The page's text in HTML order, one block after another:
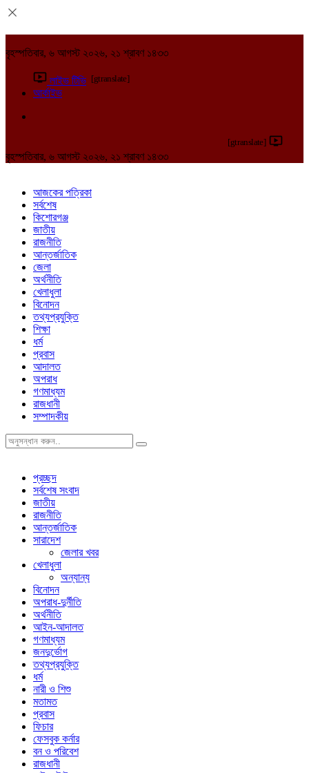
বৃহস্পতিবার, ৬ আগস্ট ২০২৬, ২১ শ্রাবণ ১৪৩৩
লাইভ টিভি [gtranslate]
আর্কাইভ
[gtranslate]
বৃহস্পতিবার, ৬ আগস্ট ২০২৬, ২১ শ্রাবণ ১৪৩৩
আজকের পত্রিকা
সর্বশেষ
কিশোরগঞ্জ
জাতীয়
রাজনীতি
আন্তর্জাতিক
জেলা
অর্থনীতি
খেলাধুলা
বিনোদন
তথ্যপ্রযুক্তি
শিক্ষা
ধর্ম
প্রবাস
আদালত
অপরাধ
গণমাধ্যম
রাজধানী
সম্পাদকীয়
প্রচ্ছদ
সর্বশেষ সংবাদ
জাতীয়
রাজনীতি
আন্তর্জাতিক
সারাদেশ
জেলার খবর
খেলাধুলা
অন্যান্য
বিনোদন
অপরাধ-দুর্নীতি
অর্থনীতি
আইন-আদালত
গণমাধ্যম
জনদুর্ভোগ
তথ্যপ্রযুক্তি
ধর্ম
নারী ও শিশু
মতামত
প্রবাস
ফিচার
ফেসবুক কর্নার
বন ও পরিবেশ
রাজধানী